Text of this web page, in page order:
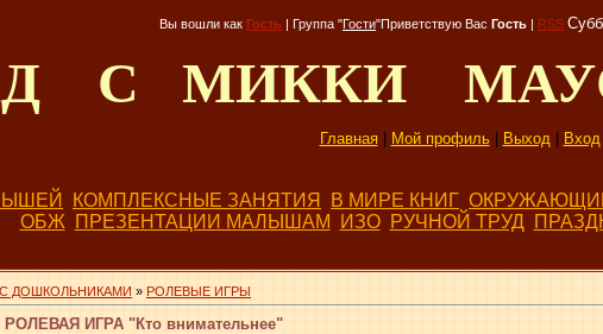
Вы вошли как Гость | Группа "Гости"Приветствую Вас Гость | RSS
С МИККИ
Главная| Мой профиль| Выход| Вход
КОМПЛЕКСНЫЕ ЗАНЯТИЯ В МИРЕ КНИГ
ОБЖ
ПРЕЗЕНТАЦИИ МАЛЫШАМ ИЗО РУЧНОЙ ТРУД
ДОШКОЛЬНИКАМИ » РОЛЕВЫЕ ИГРЫ
ИГРА "Кто внимательнее"